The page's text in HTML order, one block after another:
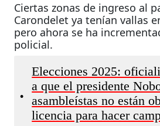
Ciertas zonas de ingreso al
Carondelet ya tenían vallas
pero ahora se ha
policial.
•
Elecciones 2025:
a que el presidente
asambleístas no están
licencia para hacer